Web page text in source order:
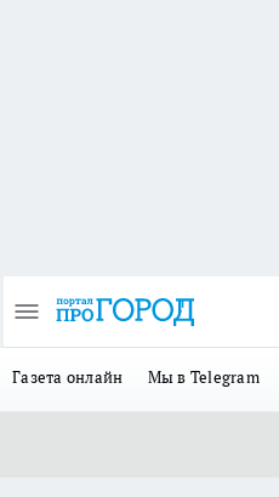
Газета онлайн Мы в Telegram